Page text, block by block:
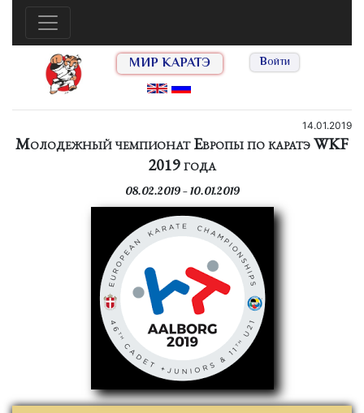
МИР КАРАТЭ Войти
14.01.2019
Молодежный чемпионат Европы по каратэ WKF
2019 года
08.02.2019 — 10.01.2019